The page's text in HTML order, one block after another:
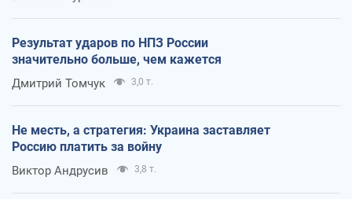
Результат ударов по НПЗ России
значительно больше, чем кажется
Дмитрий Томчук 3,0 т.
Не месть, а стратегия: Украина заставляет
Россию платить за войну
Виктор Андрусив 3,8 т.